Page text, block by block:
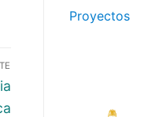
Proyectos